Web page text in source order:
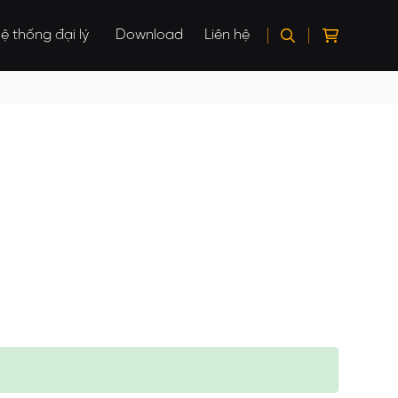
thống đại lý Download Liên hệ